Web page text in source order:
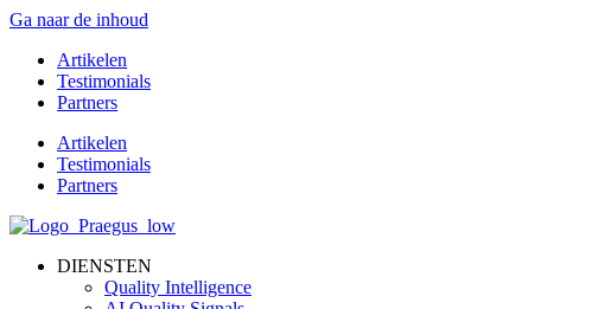
Ga naar de inhoud
Artikelen
Testimonials
Partners
Artikelen
Testimonials
Partners
DIENSTEN
Quality Intelligence